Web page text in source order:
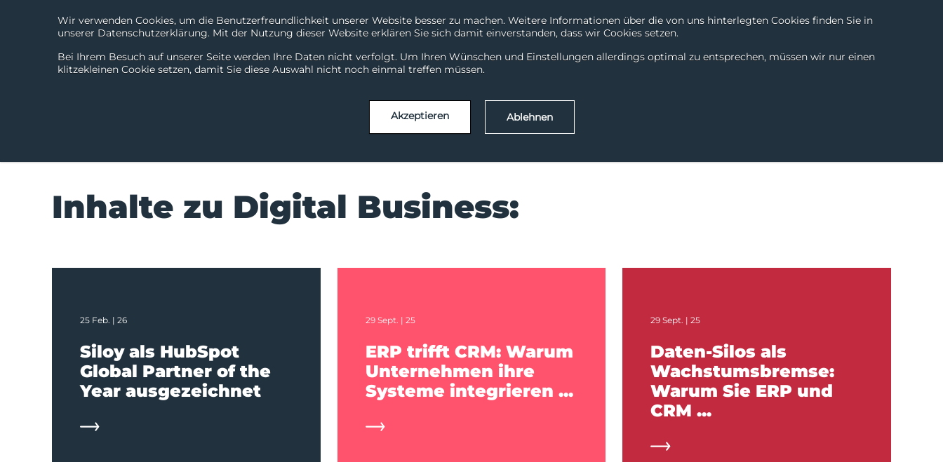
Wir verwenden Cookies, um die Benutzerfreundlichkeit unserer Website besser zu machen. Weitere Informationen über die von uns hinterlegten Cookies finden Sie in
unserer Datenschutzerklärung. Mit der Nutzung dieser Website erklären Sie sich damit einverstanden, dass wir Cookies setzen.
Bei Ihrem Besuch auf unserer Seite werden Ihre Daten nicht verfolgt. Um Ihren Wünschen und Einstellungen allerdings optimal zu entsprechen, müssen wir nur einen
klitzekleinen Cookie setzen, damit Sie diese Auswahl nicht noch einmal treffen müssen.
Akzeptieren Ablehnen
Downloads Support Technologien
Services Solutions Branchen Erfolgsgeschichten News & Blogs Über uns
Inhalte zu Digital Business:
25 Feb. | 26
Siloy als HubSpot
Global Partner of the
Year ausgezeichnet
29 Sept. | 25
ERP trifft CRM: Warum
Unternehmen ihre
Systeme integrieren ...
29 Sept. | 25
Daten-Silos als
Wachstumsbremse:
Warum Sie ERP und
CRM ...